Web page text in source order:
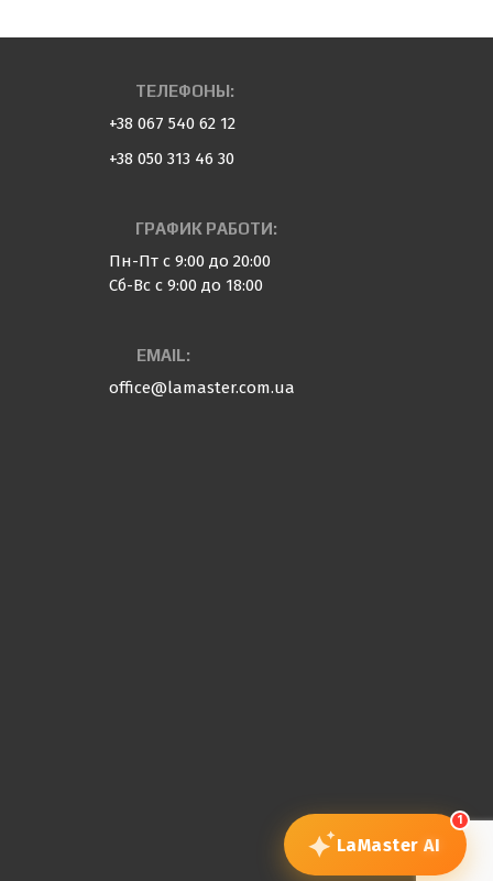
ТЕЛЕФОНЫ:
+38 067 540 62 12
+38 050 313 46 30
ГРАФИК РАБОТИ:
Пн-Пт с 9:00 до 20:00
Сб-Вс с 9:00 до 18:00
EMAIL:
office@lamaster.com.ua
1
LaMaster AI